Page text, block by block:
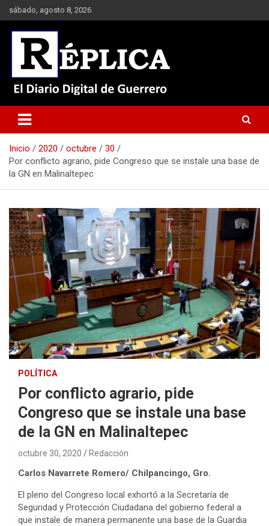
Saltar
al
contenido
sábado, agosto 8, 2026
Réplica
Inicio 2020 octubre
30
Por conflicto agrario, pide Congreso que se instale una base de
la GN en Malinaltepec
POLÍTICA
Por conflicto agrario, pide
Congreso que se instale una base
de la GN en Malinaltepec
octubre 30, 2020 Redacción
Carlos Navarrete Romero/ Chilpancingo, Gro.
El pleno del Congreso local exhortó a la Secretaría de
Seguridad y Protección Ciudadana del gobierno federal a
que instale de manera permanente una base de la Guardia